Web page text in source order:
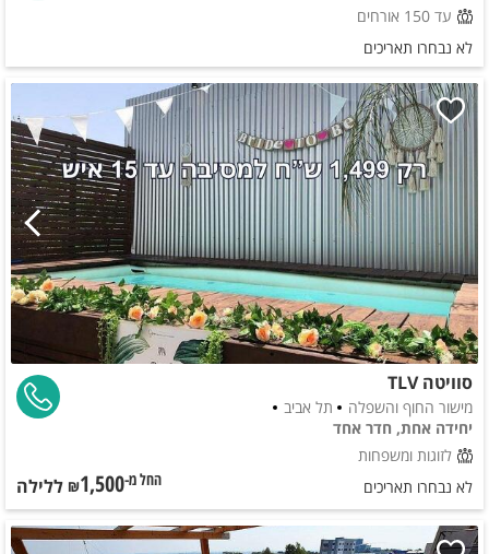
עד 150 אורחים
לא נבחרו תאריכים
סוויטה TLV
מישור החוף והשפלה
תל אביב
יחידה אחת, חדר אחד
לזוגות ומשפחות
לא נבחרו תאריכים
החל מ-₪1,500 ללילה